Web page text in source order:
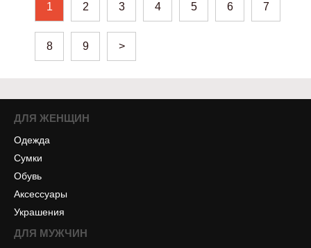
1 2 3 4 5 6 7
8 9 >
ДЛЯ ЖЕНЩИН
Одежда
Сумки
Обувь
Аксессуары
Украшения
ДЛЯ МУЖЧИН